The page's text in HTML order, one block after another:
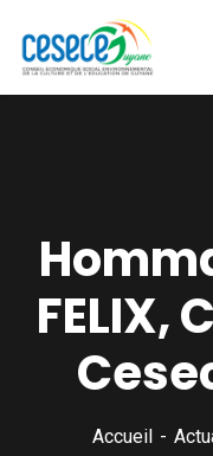
FELIX,
Accueil